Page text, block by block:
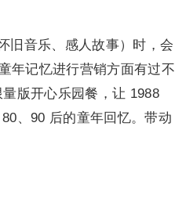
旧音乐、感人故事）时，会
年记忆进行营销方面有过不
版开心乐园餐，让 1988
、90 后的童年回忆。带动